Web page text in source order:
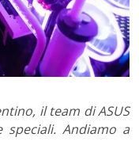
il team di ASUS
speciali. Andiamo a